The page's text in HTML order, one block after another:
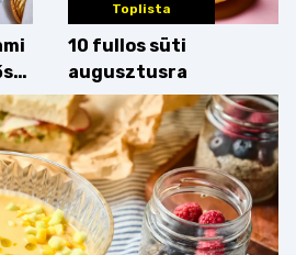
Toplista
10 fullos süti
augusztusra